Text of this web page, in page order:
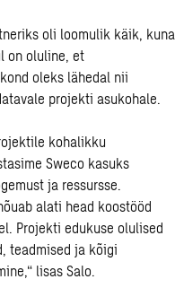
oli loomulik käik, kuna
on oluline, et
oleks lähedal nii
projekti asukohale.
kohalikku
Sweco kasuks
ja ressursse.
alati head koostööd
Projekti edukuse olulised
teadmised ja kõigi
lisas Salo.